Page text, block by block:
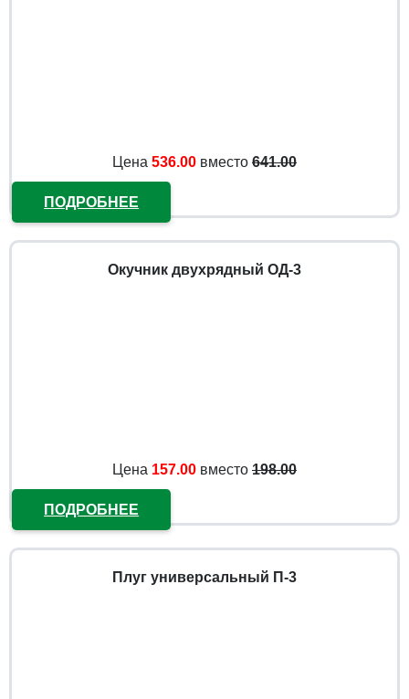
Цена 536.00 вместо 641.00
ПОДРОБНЕЕ
Окучник двухрядный ОД-3
Цена 157.00 вместо 198.00
ПОДРОБНЕЕ
Плуг универсальный П-3